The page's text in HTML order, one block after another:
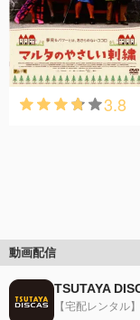
3.8
動画配信
TSUTAYA
【宅配レンタル